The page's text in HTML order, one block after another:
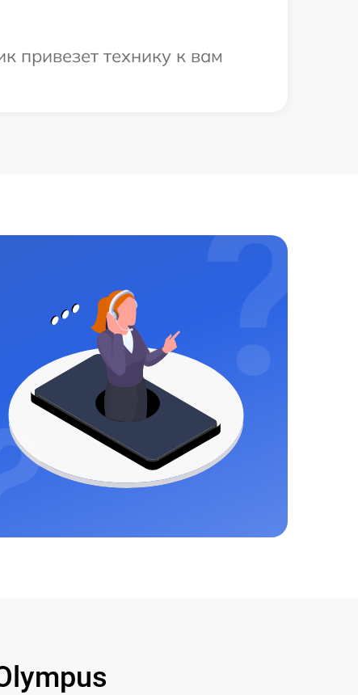
привезет технику к вам